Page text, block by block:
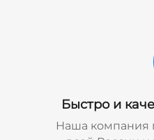
Быстро и
Наша компания